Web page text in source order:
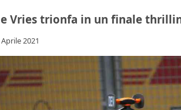
Vries trionfa in un finale
2021